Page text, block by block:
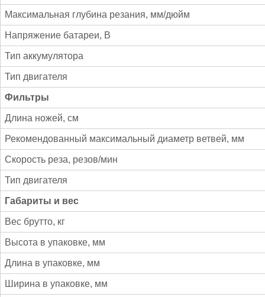
Максимальная глубина резания, мм/дюйм
Напряжение батареи, В
Тип аккумулятора
Тип двигателя
Фильтры
Длина ножей, см
Рекомендованный максимальный диаметр ветвей, мм
Скорость реза, резов/мин
Тип двигателя
Габариты и вес
Вес брутто, кг
Высота в упаковке, мм
Длина в упаковке, мм
Ширина в упаковке, мм